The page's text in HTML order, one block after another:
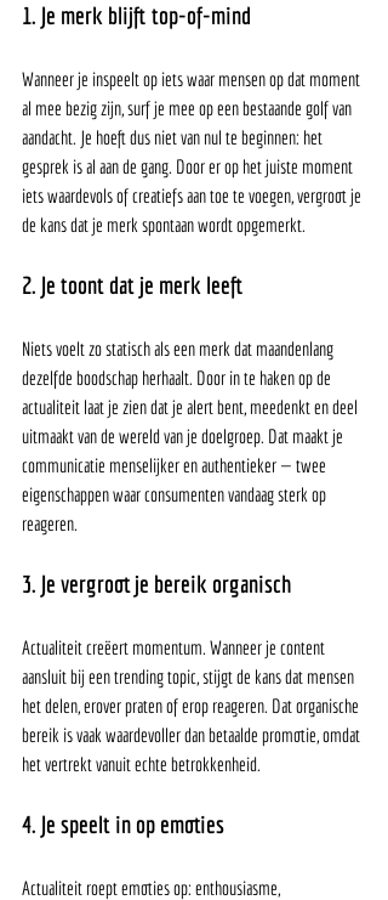
1. Je merk blijft top-of-mind
Wanneer je inspeelt op iets waar mensen op dat moment
al mee bezig zijn, surf je mee op een bestaande golf van
aandacht. Je hoeft dus niet van nul te beginnen: het
gesprek is al aan de gang. Door er op het juiste moment
iets waardevols of creatiefs aan toe te voegen, vergroot je
de kans dat je merk spontaan wordt opgemerkt.
2. Je toont dat je merk leeft
Niets voelt zo statisch als een merk dat maandenlang
dezelfde boodschap herhaalt. Door in te haken op de
actualiteit laat je zien dat je alert bent, meedenkt en deel
uitmaakt van de wereld van je doelgroep. Dat maakt je
communicatie menselijker en authentieker — twee
eigenschappen waar consumenten vandaag sterk op
reageren.
3. Je vergroot je bereik organisch
Actualiteit creëert momentum. Wanneer je content
aansluit bij een trending topic, stijgt de kans dat mensen
het delen, erover praten of erop reageren. Dat organische
bereik is vaak waardevoller dan betaalde promotie, omdat
het vertrekt vanuit echte betrokkenheid.
4. Je speelt in op emoties
Actualiteit roept emoties op: enthousiasme,